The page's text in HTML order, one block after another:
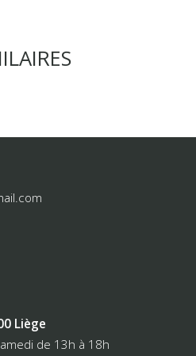
Liège
de 13h à 18h